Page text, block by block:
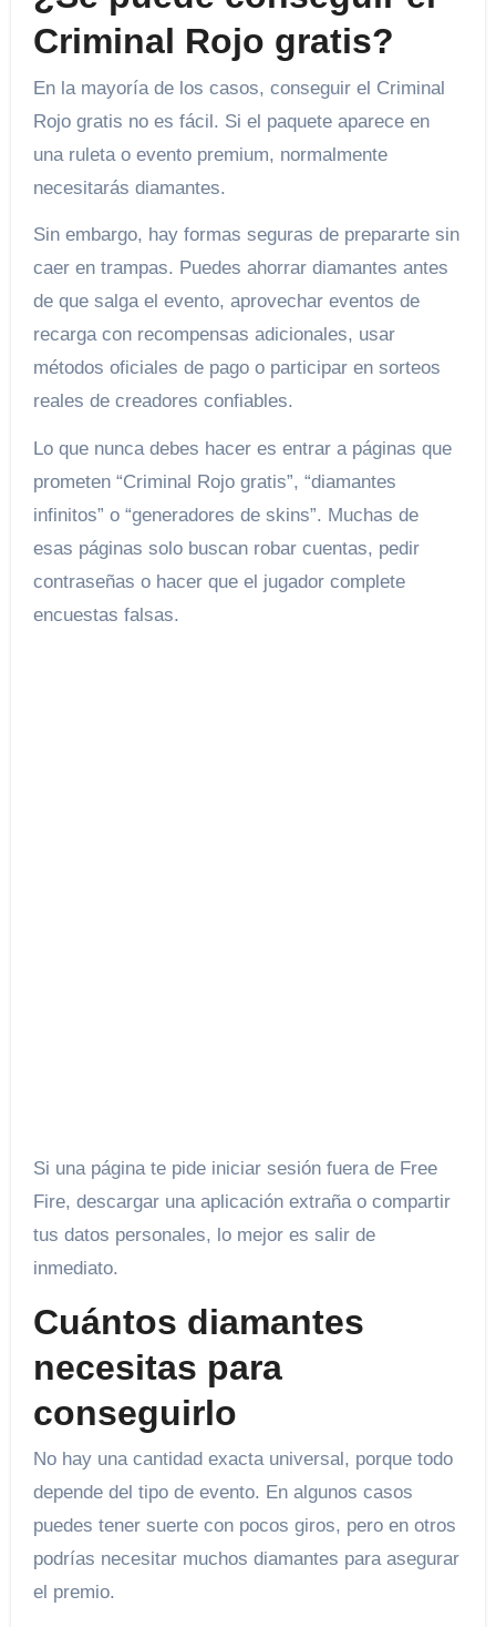
Criminal Rojo gratis?
En la mayoría de los casos, conseguir el Criminal
Rojo gratis no es fácil. Si el paquete aparece en
una ruleta o evento premium, normalmente
necesitarás diamantes.
Sin embargo, hay formas seguras de prepararte sin
caer en trampas. Puedes ahorrar diamantes antes
de que salga el evento, aprovechar eventos de
recarga con recompensas adicionales, usar
métodos oficiales de pago o participar en sorteos
reales de creadores confiables.
Lo que nunca debes hacer es entrar a páginas que
prometen “Criminal Rojo gratis”, “diamantes
infinitos” o “generadores de skins”. Muchas de
esas páginas solo buscan robar cuentas, pedir
contraseñas o hacer que el jugador complete
encuestas falsas.
Si una página te pide iniciar sesión fuera de Free
Fire, descargar una aplicación extraña o compartir
tus datos personales, lo mejor es salir de
inmediato.
Cuántos diamantes
necesitas para
conseguirlo
No hay una cantidad exacta universal, porque todo
depende del tipo de evento. En algunos casos
puedes tener suerte con pocos giros, pero en otros
podrías necesitar muchos diamantes para asegurar
el premio.